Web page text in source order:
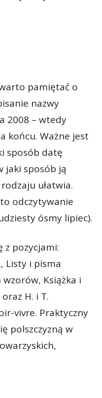
pamiętać o
nazwy
2008 – wtedy
końcu. Ważne jest
sposób datę
jaki sposób ją
ułatwia.
odczytywanie
ósmy lipiec).
z pozycjami:
Listy i pisma
Książka i
H. i T.
vivre. Praktyczny
polszczyzną w